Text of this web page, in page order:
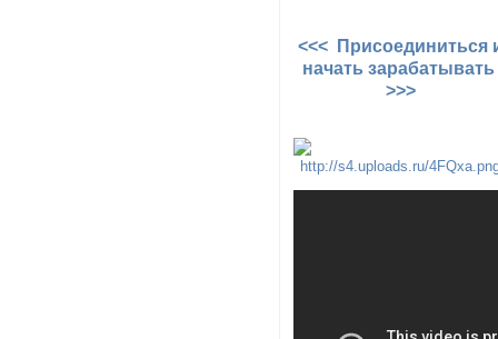
<<< Присоединиться
начать зарабатывать
>>>